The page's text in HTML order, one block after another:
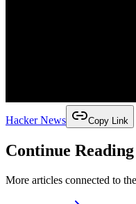
Hacker News Copy Link
Continue Reading
More articles connected to